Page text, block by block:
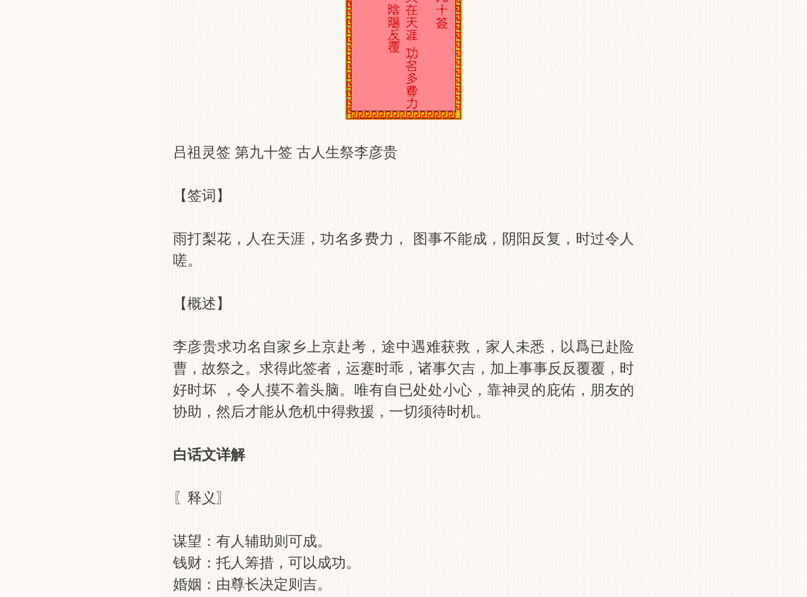
吕祖灵签 第九十签 古人生祭李彦贵
【签词】
雨打梨花，人在天涯，功名多费力， 图事不能成，阴阳反复，时过令人
嗟。
【概述】
李彦贵求功名自家乡上京赴考，途中遇难获救，家人未悉，以爲已赴险
曹，故祭之。求得此签者，运蹇时乖，诸事欠吉，加上事事反反覆覆，时
好时坏 ，令人摸不着头脑。唯有自已处处小心，靠神灵的庇佑，朋友的
协助，然后才能从危机中得救援，一切须待时机。
白话文详解
〖释义〗
谋望：有人辅助则可成。
钱财：托人筹措，可以成功。
婚姻：由尊长决定则吉。